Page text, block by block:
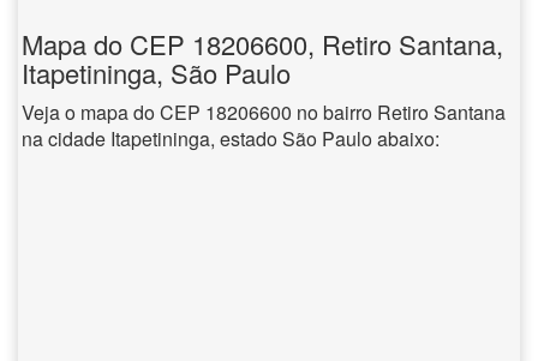
Mapa do CEP 18206600, Retiro Santana,
Itapetininga, São Paulo
Veja o mapa do CEP 18206600 no bairro Retiro Santana
na cidade Itapetininga, estado São Paulo abaixo: